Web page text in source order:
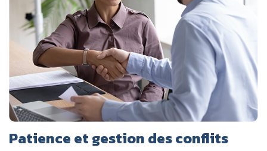
Patience et gestion des conflits